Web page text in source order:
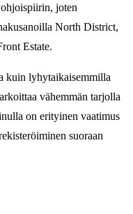
joten
North District,
Estate.
kuin lyhytaikaisemmilla
vähemmän tarjolla
on erityinen vaatimus
suoraan